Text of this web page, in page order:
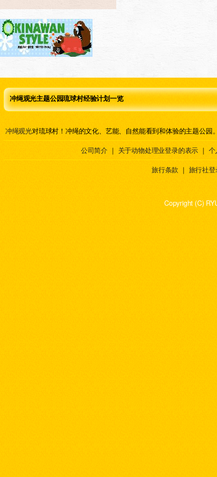
冲绳观光主题公园琉球村经验计划一览
冲绳观光对琉球村！冲绳的文化、艺能、自然能看到和体验的主题公园
公司简介 ｜ 关于动物处理业登录的表示 ｜
旅行条款 ｜ 旅行社
Copyright (C)